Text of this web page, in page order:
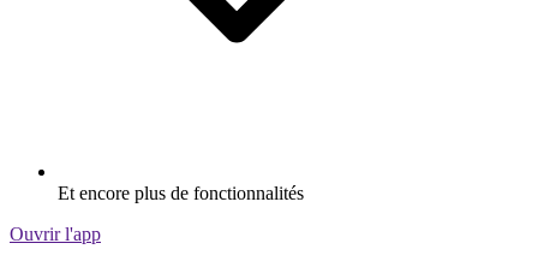
Et encore plus de fonctionnalités
Ouvrir l'app